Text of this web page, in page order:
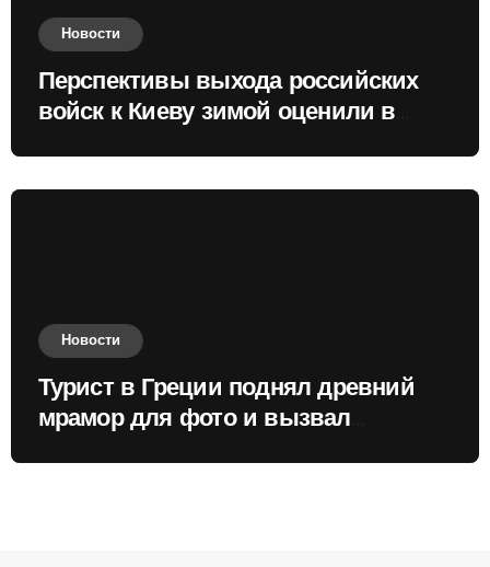
Новости
Перспективы выхода российских
войск к Киеву зимой оценили в
Новости
Турист в Греции поднял древний
мрамор для фото и вызвал